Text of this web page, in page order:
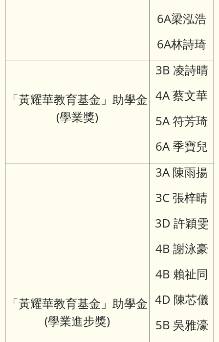
6A梁泓浩
6A林詩琦
「黃耀華教育基金」助學金
(學業獎)
3B 凌詩晴
4A 蔡文華
5A 符芳琦
6A 季寶兒
「黃耀華教育基金」助學金
(學業進步獎)
3A 陳雨揚
3C 張梓晴
3D 許穎雯
4B 謝泳豪
4B 賴祉同
4D 陳芯儀
5B 吳雅濠